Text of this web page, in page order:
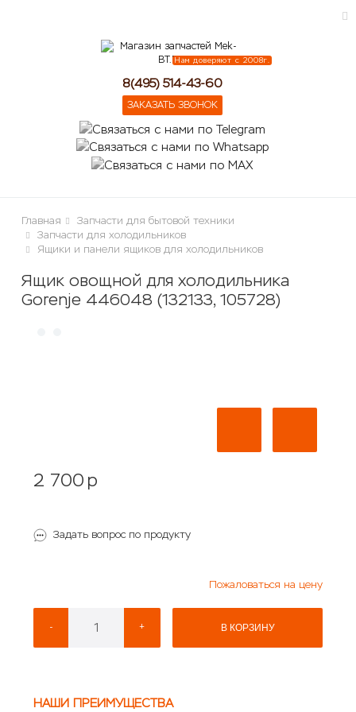
Нам доверяют с 2008г.
8(495) 514-43-60
ЗАКАЗАТЬ ЗВОНОК
Главная
Запчасти для бытовой техники
Запчасти для холодильников
Ящики и панели ящиков для холодильников
Ящик овощной для холодильника
Gorenje 446048 (132133, 105728)
2 700 p
Задать вопрос по продукту
Пожаловаться на цену
- + В КОРЗИНУ
НАШИ ПРЕИМУЩЕСТВА